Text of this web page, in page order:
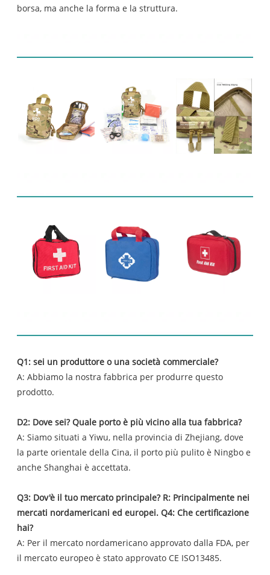
borsa, ma anche la forma e la struttura.
Q1: sei un produttore o una società commerciale?
A: Abbiamo la nostra fabbrica per produrre questo
prodotto.
D2: Dove sei? Quale porto è più vicino alla tua fabbrica?
A: Siamo situati a Yiwu, nella provincia di Zhejiang, dove
la parte orientale della Cina, il porto più pulito è Ningbo e
anche Shanghai è accettata.
Q3: Dov'è il tuo mercato principale? R: Principalmente nei
mercati nordamericani ed europei. Q4: Che certificazione
hai?
A: Per il mercato nordamericano approvato dalla FDA, per
il mercato europeo è stato approvato CE ISO13485.